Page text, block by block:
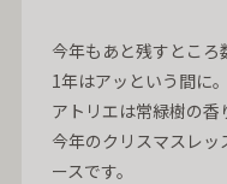
今年もあと残すところ
1年はアッという間に。
アトリエは常緑樹の
今年のクリスマスレッ
ースです。